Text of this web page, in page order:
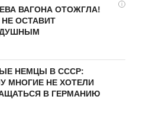
i
ВАГОНА ОТОЖГЛА!
ОСТАВИТ
НЕМЦЫ В СССР:
МНОГИЕ НЕ ХОТЕЛИ
В ГЕРМАНИЮ